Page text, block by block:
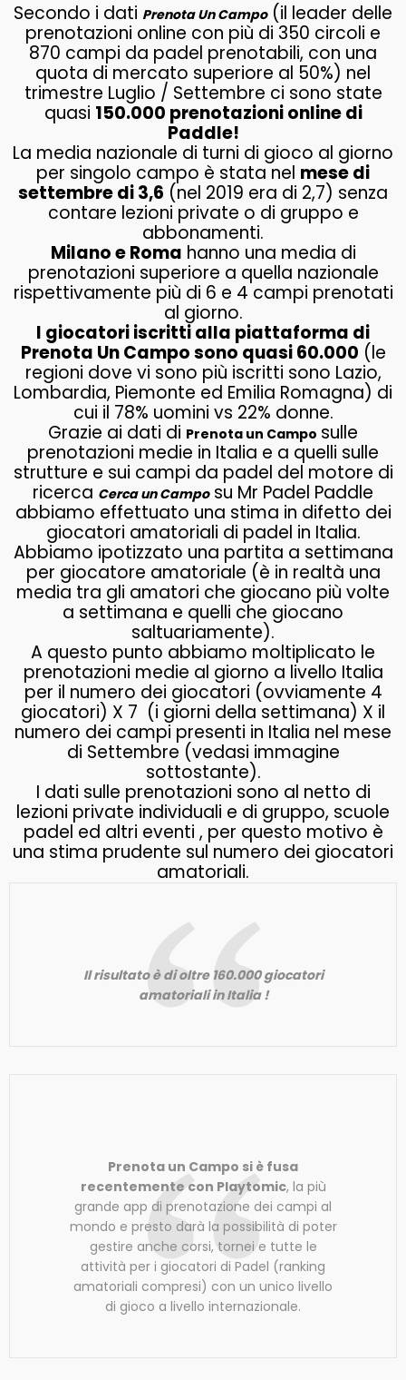
Secondo i dati Prenota Un Campo(il leader delle
prenotazioni online con più di 350 circoli e
870 campi da padel prenotabili, con una
quota di mercato superiore al 50%) nel
trimestre Luglio / Settembre ci sono state
quasi 150.000 prenotazioni online di
Paddle!
La media nazionale di turni di gioco al giorno
per singolo campo è stata nel mese di
settembre di 3,6 (nel 2019 era di 2,7) senza
contare lezioni private o di gruppo e
abbonamenti.
Milano e Roma hanno una media di
prenotazioni superiore a quella nazionale
rispettivamente più di 6 e 4 campi prenotati
al giorno.
I giocatori iscritti alla piattaforma di
Prenota Un Campo sono quasi 60.000 (le
regioni dove vi sono più iscritti sono Lazio,
Lombardia, Piemonte ed Emilia Romagna) di
cui il 78% uomini vs 22% donne.
Grazie ai dati di Prenota un Campo sulle
prenotazioni medie in Italia e a quelli sulle
strutture e sui campi da padel del motore di
ricerca Cerca un Camposu Mr Padel Paddle
abbiamo effettuato una stima in difetto dei
giocatori amatoriali di padel in Italia.
Abbiamo ipotizzato una partita a settimana
per giocatore amatoriale (è in realtà una
media tra gli amatori che giocano più volte
a settimana e quelli che giocano
saltuariamente).
A questo punto abbiamo moltiplicato le
prenotazioni medie al giorno a livello Italia
per il numero dei giocatori (ovviamente 4
giocatori) X 7 (i giorni della settimana) X il
numero dei campi presenti in Italia nel mese
di Settembre (vedasi immagine
sottostante).
I dati sulle prenotazioni sono al netto di
lezioni private individuali e di gruppo, scuole
padel ed altri eventi , per questo motivo è
una stima prudente sul numero dei giocatori
amatoriali.
Il risultato è di oltre 160.000 giocatori
amatoriali in Italia !
Prenota un Campo si è fusa
recentemente con Playtomic, la più
grande app di prenotazione dei campi al
mondo e presto darà la possibilità di poter
gestire anche corsi, tornei e tutte le
attività per i giocatori di Padel (ranking
amatoriali compresi) con un unico livello
di gioco a livello internazionale.